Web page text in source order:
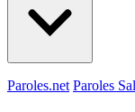
Paroles.net Paroles